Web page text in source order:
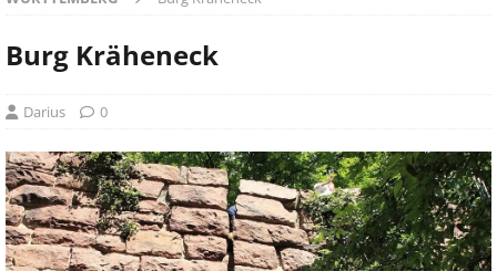
Burg Kräheneck
Darius 0